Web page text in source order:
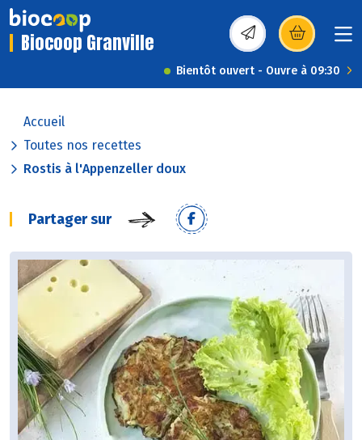
Biocoop Granville (s’ouvre dans une
Bientôt ouvert - Ouvre à 09:30
Accueil
Toutes nos recettes
Rostis à l'Appenzeller doux
Partager sur